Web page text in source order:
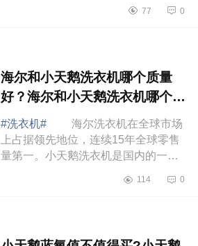
高质量好？博世云朵白和星云灰的区
77 0
海尔和小天鹅洗衣机哪个质量
好？海尔和小天鹅洗衣机哪个洗
的干净
#洗衣机#
海尔洗衣机在全球市场
上占据领先地位，连续15年全球零售
量第一。小天鹅洗衣机是国内的一线
非常丰富，性价比非常高。很多消费
114 0